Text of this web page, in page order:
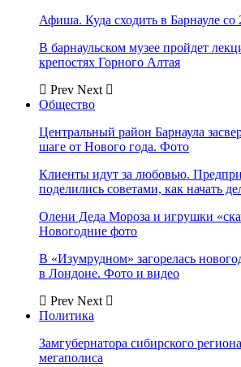
Афиша. Куда сходить в Барнауле со
В барнаульском музее пройдет
крепостях Горного Алтая
Prev Next
Общество
Центральный район Барнаула
шаге от Нового года. Фото
Клиенты идут за любовью.
поделились советами, как начать
Олени Деда Мороза и игрушки
Новогодние фото
В «Изумрудном» загорелась
в Лондоне. Фото и видео
Prev Next
Политика
Замгубернатора сибирского
мегаполиса